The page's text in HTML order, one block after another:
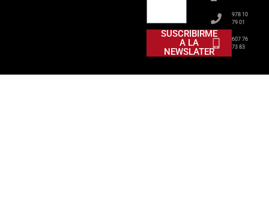
SUSCRIBIRME
A LA
NEWSLATER
978 10
79 01
607 76
73 83